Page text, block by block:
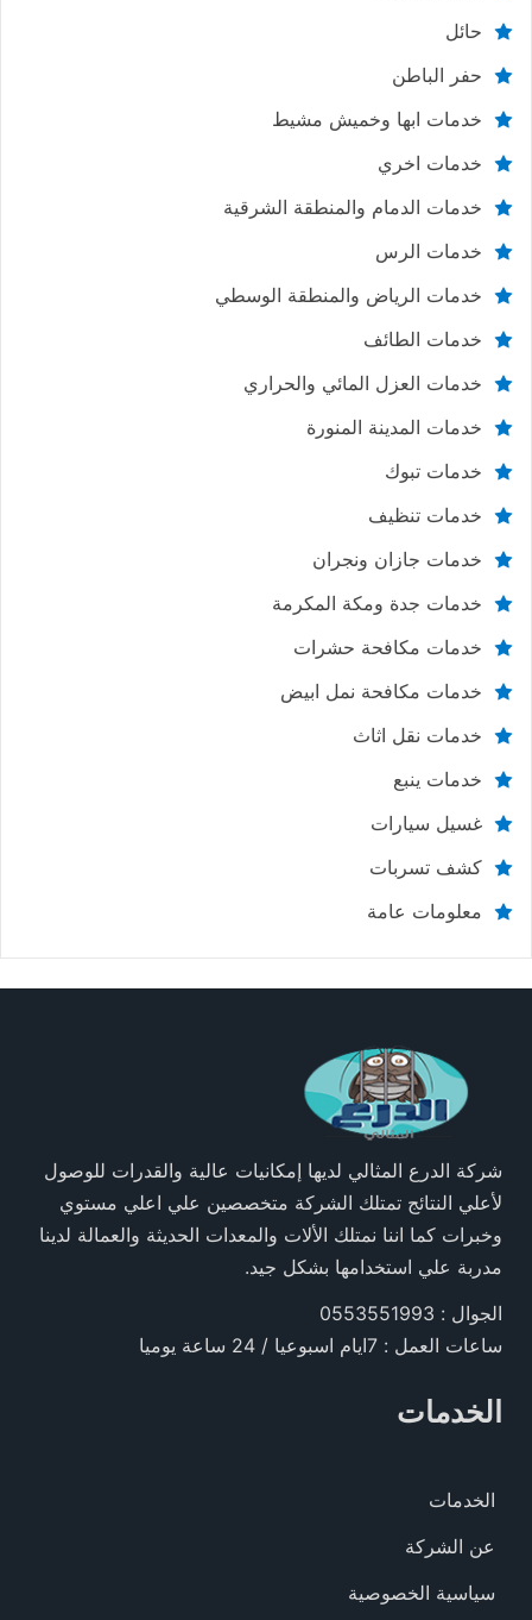
حائل
حفر الباطن
خدمات ابها وخميش مشيط
خدمات اخري
خدمات الدمام والمنطقة الشرقية
خدمات الرس
خدمات الرياض والمنطقة الوسطي
خدمات الطائف
خدمات العزل المائي والحراري
خدمات المدينة المنورة
خدمات تبوك
خدمات تنظيف
خدمات جازان ونجران
خدمات جدة ومكة المكرمة
خدمات مكافحة حشرات
خدمات مكافحة نمل ابيض
خدمات نقل اثاث
خدمات ينبع
غسيل سيارات
كشف تسربات
معلومات عامة
شركة الدرع المثالي لديها إمكانيات عالية والقدرات للوصول
لأعلي النتائج تمتلك الشركة متخصصين علي اعلي مستوي
وخبرات كما اننا نمتلك الألات والمعدات الحديثة والعمالة لدينا
مدربة علي استخدامها بشكل جيد.
الجوال : 0553551993
ساعات العمل : 7ايام اسبوعيا / 24 ساعة يوميا
الخدمات
الخدمات
عن الشركة
سياسية الخصوصية